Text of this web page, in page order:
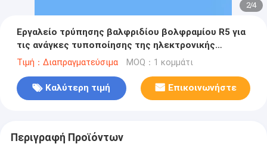
2/4
Εργαλείο τρύπησης βαλφριδίου βολφραμίου R5 για
τις ανάγκες τυποποίησης της ηλεκτρονικής
βιομηχανίας
Τιμή：Διαπραγματεύσιμα MOQ：1 κομμάτι
Καλύτερη τιμή Επικοινωνήστε
Περιγραφή Προϊόντων